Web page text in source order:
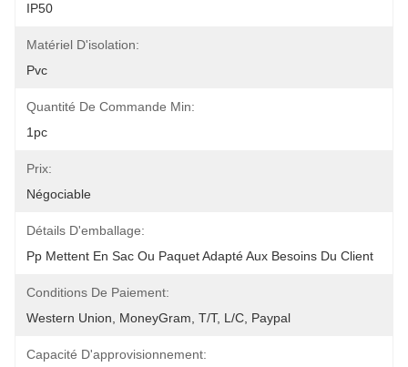
IP50
Matériel D'isolation:
Pvc
Quantité De Commande Min:
1pc
Prix:
Négociable
Détails D'emballage:
Pp Mettent En Sac Ou Paquet Adapté Aux Besoins Du Client
Conditions De Paiement:
Western Union, MoneyGram, T/T, L/C, Paypal
Capacité D'approvisionnement: